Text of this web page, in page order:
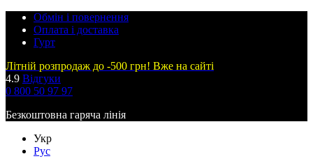
Обмін і повернення
Оплата і доставка
Гурт
Літній розпродаж до -500 грн! Вже на сайті
4.9 Відгуки
0 800 50 97 97
Безкоштовна гаряча лінія
Укр
Рус